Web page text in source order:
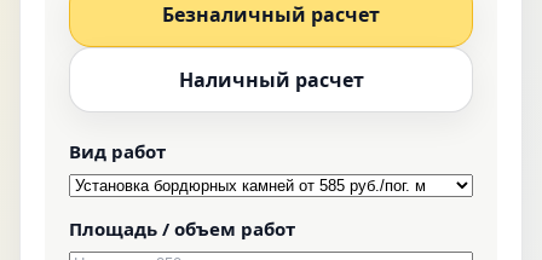
Безналичный расчет
Наличный расчет
Вид работ
Площадь / объем работ